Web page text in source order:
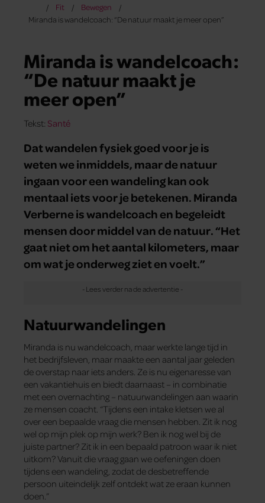
Fit
Bewegen
Miranda is wandelcoach: “De natuur maakt je meer open”
Miranda is wandelcoach:
“De natuur maakt je
meer open”
Tekst: Santé
Dat wandelen fysiek goed voor je is
weten we inmiddels, maar de natuur
ingaan voor een wandeling kan ook
mentaal iets voor je betekenen. Miranda
Verberne is wandelcoach en begeleidt
mensen door middel van de natuur. “Het
gaat niet om het aantal kilometers, maar
om wat je onderweg ziet en voelt.”
Natuurwandelingen
Miranda is nu wandelcoach, maar werkte lange tijd in
het bedrijfsleven, maar maakte een aantal jaar geleden
de overstap naar iets anders. Ze is nu eigenaresse van
een vakantiehuis en biedt daarnaast – in combinatie
met een overnachting – natuurwandelingen aan waarin
ze mensen coacht. “Tijdens een intake kletsen we al
over een bepaalde vraag die mensen hebben. Zit ik nog
wel op mijn plek op mijn werk? Ben ik nog wel bij de
juiste partner? Zit ik in een bepaald patroon waar ik niet
uitkom? Vanuit die vraag gaan we oefeningen doen
tijdens een wandeling, zodat de desbetreffende
persoon uiteindelijk zelf ontdekt wat ze eraan kunnen
doen.”